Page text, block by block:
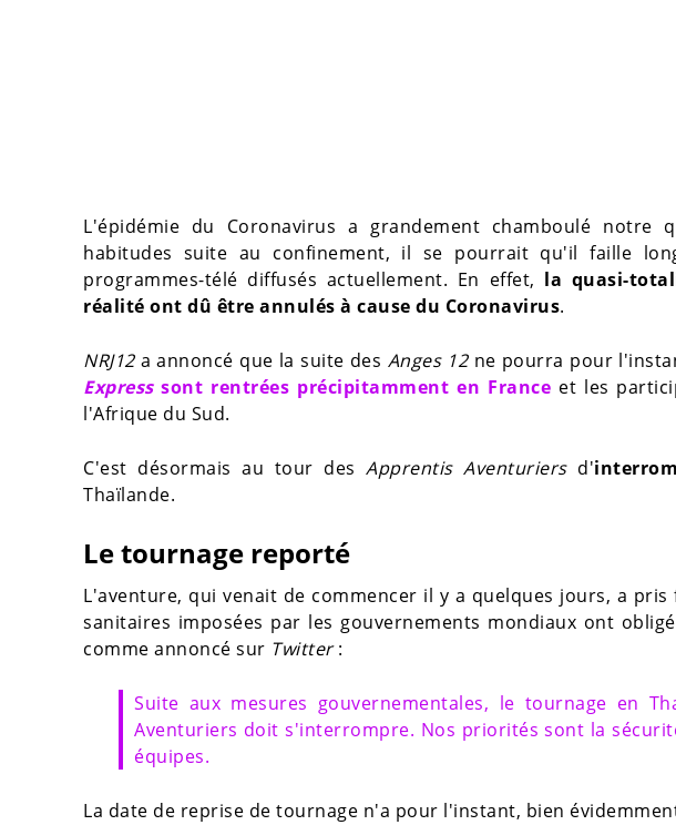
L'épidémie du Coronavirus a grandement chamboulé notre
habitudes suite au confinement, il se pourrait qu'il faille
programmes-télé diffusés actuellement. En effet, la quasi-
réalité ont dû être annulés à cause du Coronavirus.
NRJ12a annoncé que la suite des Anges 12ne pourra pour
Expresssont rentrées précipitamment en France et les
l'Afrique du Sud.
C'est désormais au tour desApprentis Aventuriersd'
Thaïlande.
Le tournage reporté
L'aventure, qui venait de commencer il y a quelques jours, a
sanitaires imposées par les gouvernements mondiaux ont
comme annoncé sur Twitter:
Suite aux mesures gouvernementales, le tournage en
Aventuriers doit s'interrompre. Nos priorités sont la
équipes.
La date de reprise de tournage n'a pour l'instant, bien